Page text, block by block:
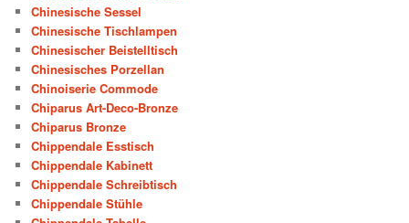
Chinesische Sessel
Chinesische Tischlampen
Chinesischer Beistelltisch
Chinesisches Porzellan
Chinoiserie Commode
Chiparus Art-Deco-Bronze
Chiparus Bronze
Chippendale Esstisch
Chippendale Kabinett
Chippendale Schreibtisch
Chippendale Stühle